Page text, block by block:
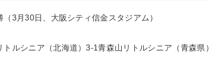
3月30日、大阪シティ信金スタジアム）
トルシニア（北海道）3-1青森山リトルシニア（青森県）